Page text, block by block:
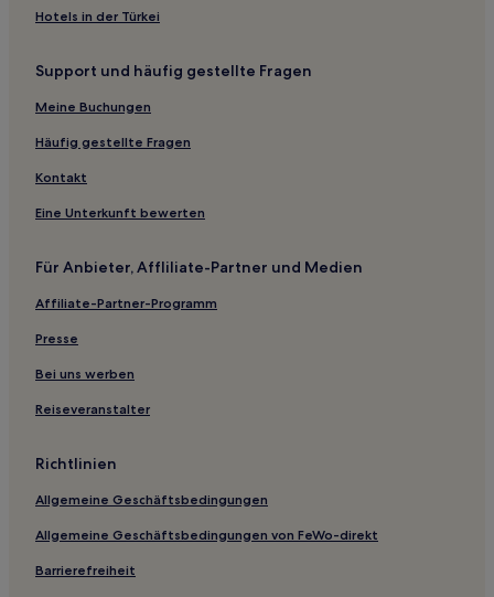
Hotels nahe Fuyong Fährhafen
Changhutou: Hotels
Hotels nahe Fenghuang-Berg
Hotels nahe Station Shenzhen University
Guangming Bezirk: Hotels
Hotels in der Türkei
Support und häufig gestellte Fragen
Meine Buchungen
Häufig gestellte Fragen
Kontakt
Eine Unterkunft bewerten
Für Anbieter, Affliliate-Partner und Medien
Affiliate-Partner-Programm
Presse
Bei uns werben
Reiseveranstalter
Richtlinien
Allgemeine Geschäftsbedingungen
Allgemeine Geschäftsbedingungen von FeWo-direkt
Barrierefreiheit